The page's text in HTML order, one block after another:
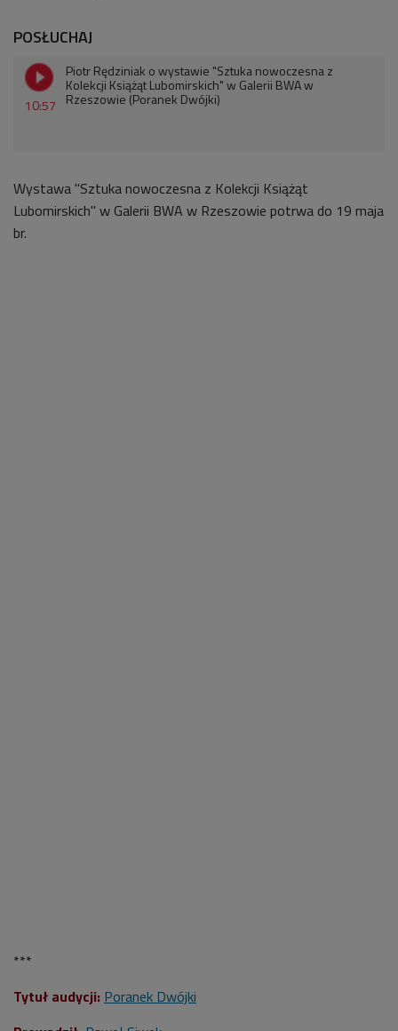
POSŁUCHAJ
10:57
Piotr Rędziniak o wystawie "Sztuka nowoczesna z
Kolekcji Książąt Lubomirskich" w Galerii BWA w
Rzeszowie (Poranek Dwójki)
Wystawa "Sztuka nowoczesna z Kolekcji Książąt
Lubomirskich" w Galerii BWA w Rzeszowie potrwa do 19 maja
br.
***
Tytuł audycji: Poranek Dwójki